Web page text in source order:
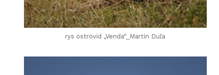
rys ostrovid „Venda“_Martin Duľa